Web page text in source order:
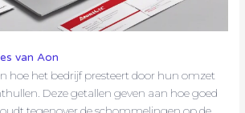
van Aon
hoe het bedrijf presteert door hun omzet
Deze getallen geven aan hoe goed